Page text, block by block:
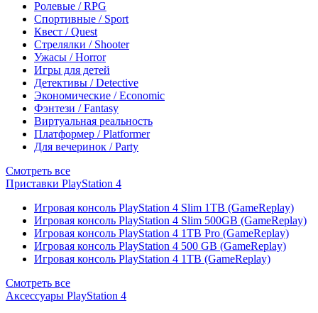
Ролевые / RPG
Спортивные / Sport
Квест / Quest
Стрелялки / Shooter
Ужасы / Horror
Игры для детей
Детективы / Detective
Экономические / Economic
Фэнтези / Fantasy
Виртуальная реальность
Платформер / Platformer
Для вечеринок / Party
Смотреть все
Приставки PlayStation 4
Игровая консоль PlayStation 4 Slim 1TB (GameReplay)
Игровая консоль PlayStation 4 Slim 500GB (GameReplay)
Игровая консоль PlayStation 4 1TB Pro (GameReplay)
Игровая консоль PlayStation 4 500 GB (GameReplay)
Игровая консоль PlayStation 4 1TB (GameReplay)
Смотреть все
Аксессуары PlayStation 4